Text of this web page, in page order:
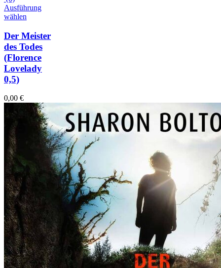
Ausführung
wählen
Der Meister
des Todes
(Florence
Lovelady
0,5)
0,00 €